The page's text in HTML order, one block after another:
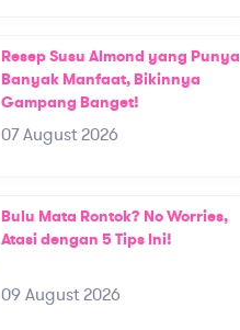
Resep Susu Almond yang Punya
Banyak Manfaat, Bikinnya
Gampang Banget!
07 August 2026
Bulu Mata Rontok? No Worries,
Atasi dengan 5 Tips Ini!
09 August 2026